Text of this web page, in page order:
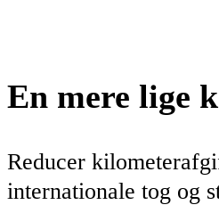
En mere lige
Reducer
internationale tog og